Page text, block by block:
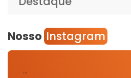
Nosso Instagram
…